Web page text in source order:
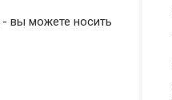
вы можете носить